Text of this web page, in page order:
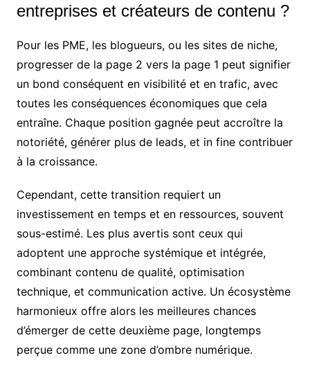
entreprises et créateurs de contenu ?
Pour les PME, les blogueurs, ou les sites de niche,
progresser de la page 2 vers la page 1 peut signifier
un bond conséquent en visibilité et en trafic, avec
toutes les conséquences économiques que cela
entraîne. Chaque position gagnée peut accroître la
notoriété, générer plus de leads, et in fine contribuer
à la croissance.
Cependant, cette transition requiert un
investissement en temps et en ressources, souvent
sous-estimé. Les plus avertis sont ceux qui
adoptent une approche systémique et intégrée,
combinant contenu de qualité, optimisation
technique, et communication active. Un écosystème
harmonieux offre alors les meilleures chances
d’émerger de cette deuxième page, longtemps
perçue comme une zone d’ombre numérique.